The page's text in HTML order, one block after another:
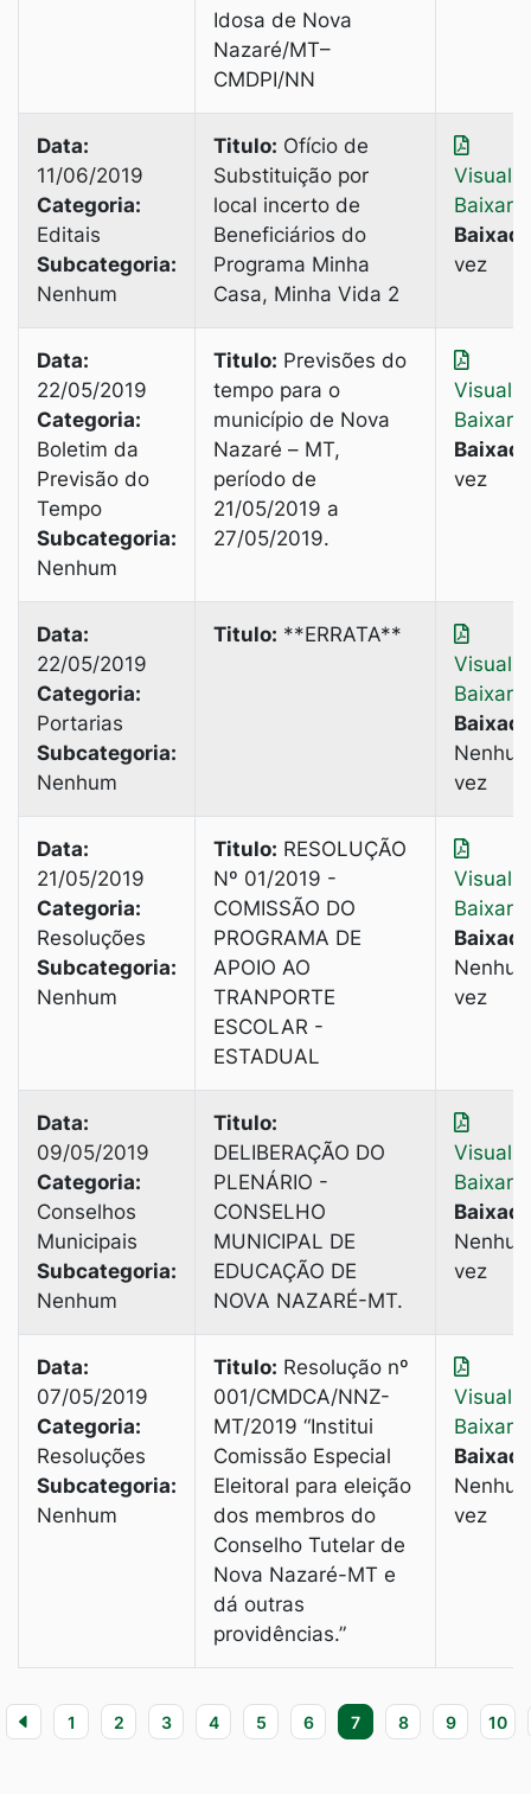
Idosa de Nova
Nazaré/MT–
CMDPI/NN
Data:
11/06/2019
Categoria:
Editais
Subcategoria:
Nenhum
Titulo: Ofício de
Substituição por
local incerto de
Beneficiários do
Programa Minha
Casa, Minha Vida 2
Baixar
vez
Data:
22/05/2019
Categoria:
Boletim da
Previsão do
Tempo
Subcategoria:
Nenhum
Titulo: Previsões do
tempo para o
município de Nova
Nazaré – MT,
período de
21/05/2019 a
27/05/2019.
Baixar
vez
Data:
22/05/2019
Categoria:
Portarias
Subcategoria:
Nenhum
Titulo: **ERRATA**
Baixar
vez
Data:
21/05/2019
Categoria:
Resoluções
Subcategoria:
Nenhum
Titulo: RESOLUÇÃO
Nº 01/2019 -
COMISSÃO DO
PROGRAMA DE
APOIO AO
TRANPORTE
ESCOLAR -
ESTADUAL
Baixar
vez
Data:
09/05/2019
Categoria:
Conselhos
Municipais
Subcategoria:
Nenhum
Titulo:
DELIBERAÇÃO DO
PLENÁRIO -
CONSELHO
MUNICIPAL DE
EDUCAÇÃO DE
NOVA NAZARÉ-MT.
Baixar
vez
Data:
07/05/2019
Categoria:
Resoluções
Subcategoria:
Nenhum
Titulo: Resolução nº
001/CMDCA/NNZ-
MT/2019 “Institui
Comissão Especial
Eleitoral para eleição
dos membros do
Conselho Tutelar de
Nova Nazaré-MT e
dá outras
providências.”
Baixar
vez
1 2 3 4 5 6 7 8 9 10